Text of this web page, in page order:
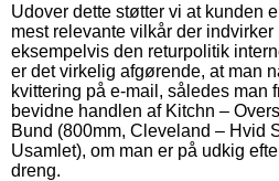
Udover dette støtter vi at kunden
mest relevante vilkår der indvirker
eksempelvis den returpolitik
er det virkelig afgørende, at man
kvittering på e-mail, således man
bevidne handlen af Kitchn –
Bund (800mm, Cleveland – Hvid
Usamlet), om man er på udkig
dreng.